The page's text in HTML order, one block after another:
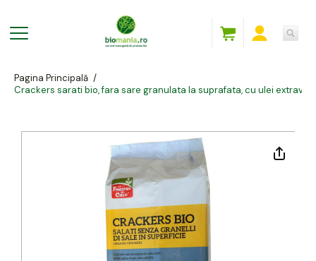
Pagina Principală /
Crackers sarati bio, fara sare granulata la suprafata, cu ulei